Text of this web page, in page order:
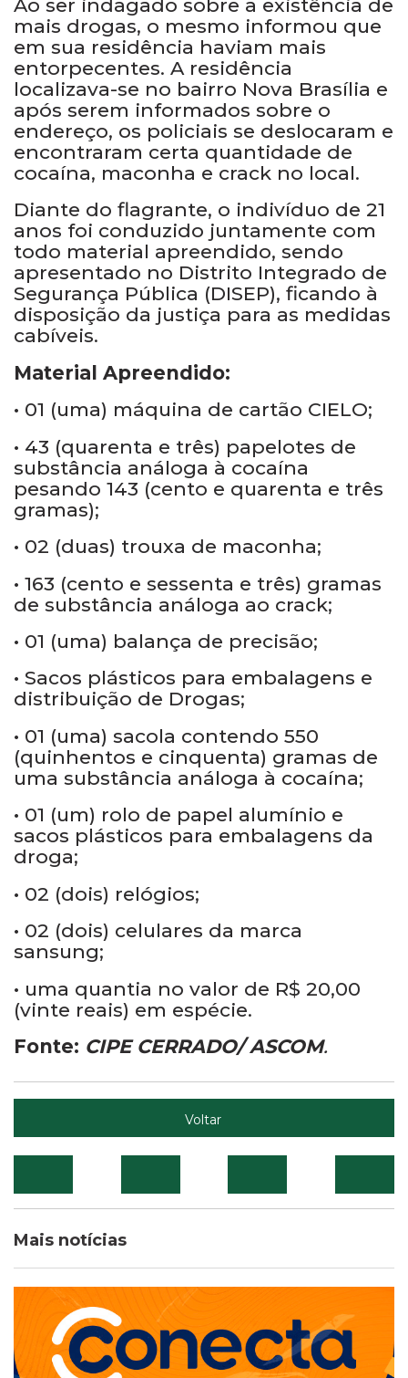
Ao ser indagado sobre a existência de
mais drogas, o mesmo informou que
em sua residência haviam mais
entorpecentes. A residência
localizava-se no bairro Nova Brasília e
após serem informados sobre o
endereço, os policiais se deslocaram e
encontraram certa quantidade de
cocaína, maconha e crack no local.
Diante do flagrante, o indivíduo de 21
anos foi conduzido juntamente com
todo material apreendido, sendo
apresentado no Distrito Integrado de
Segurança Pública (DISEP), ficando à
disposição da justiça para as medidas
cabíveis.
Material Apreendido:
• 01 (uma) máquina de cartão CIELO;
• 43 (quarenta e três) papelotes de
substância análoga à cocaína
pesando 143 (cento e quarenta e três
gramas);
• 02 (duas) trouxa de maconha;
• 163 (cento e sessenta e três) gramas
de substância análoga ao crack;
• 01 (uma) balança de precisão;
• Sacos plásticos para embalagens e
distribuição de Drogas;
• 01 (uma) sacola contendo 550
(quinhentos e cinquenta) gramas de
uma substância análoga à cocaína;
• 01 (um) rolo de papel alumínio e
sacos plásticos para embalagens da
droga;
• 02 (dois) relógios;
• 02 (dois) celulares da marca
sansung;
• uma quantia no valor de R$ 20,00
(vinte reais) em espécie.
Fonte: CIPE CERRADO/ ASCOM.
Voltar
Mais notícias